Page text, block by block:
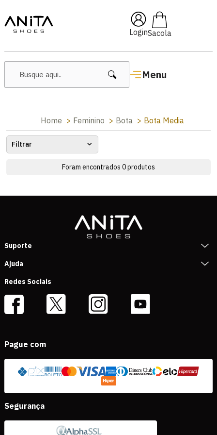
Login
Menu
🔥 Lançamentos Femininos
Home Feminino Bota Bota Media
Filtrar
Foram encontrados 0produtos
Suporte
Ajuda
Redes Sociais
Pague com
Segurança